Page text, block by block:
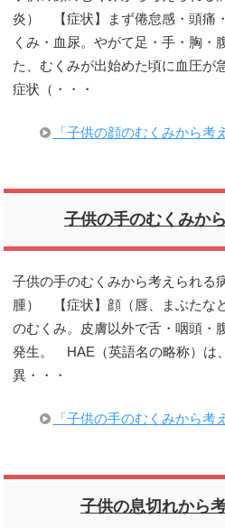
炎） 【症状】まず倦怠感・頭痛
くみ・血尿。やがて足・手・胸・
た、むくみが出始めた頃に血圧が
症状（・・・
「子供の顔のむくみから
子供の手のむくみか
子供の手のむくみから考えられる
腫） 【症状】顔（唇、まぶたな
のむくみ。皮膚以外で舌・咽頭・
発生。 HAE（英語名の略称）は
異・・・
「子供の手のむくみから
子供の息切れから